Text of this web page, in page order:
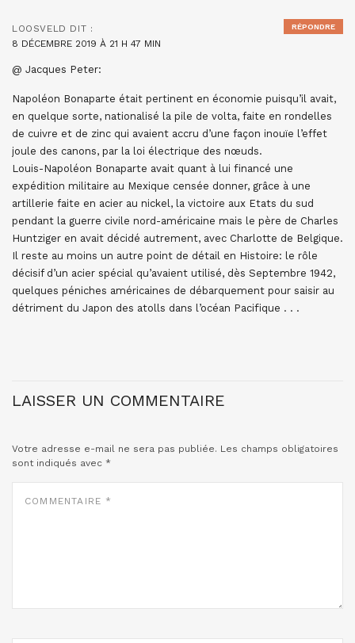
LOOSVELD DIT :
8 DÉCEMBRE 2019 À 21 H 47 MIN
@ Jacques Peter:
Napoléon Bonaparte était pertinent en économie puisqu’il avait,
en quelque sorte, nationalisé la pile de volta, faite en rondelles
de cuivre et de zinc qui avaient accru d’une façon inouïe l’effet
joule des canons, par la loi électrique des nœuds.
Louis-Napoléon Bonaparte avait quant à lui financé une
expédition militaire au Mexique censée donner, grâce à une
artillerie faite en acier au nickel, la victoire aux Etats du sud
pendant la guerre civile nord-américaine mais le père de Charles
Huntziger en avait décidé autrement, avec Charlotte de Belgique.
Il reste au moins un autre point de détail en Histoire: le rôle
décisif d’un acier spécial qu’avaient utilisé, dès Septembre 1942,
quelques péniches américaines de débarquement pour saisir au
détriment du Japon des atolls dans l’océan Pacifique . . .
RÉPONDRE
LAISSER UN COMMENTAIRE
Votre adresse e-mail ne sera pas publiée. Les champs obligatoires
sont indiqués avec *